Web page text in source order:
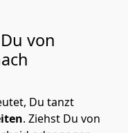
von
Du tanzt
. Ziehst Du von